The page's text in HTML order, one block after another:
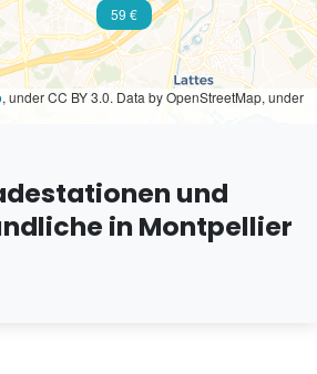
59 €
, under CC BY 3.0. Data by OpenStreetMap, under
und
in Montpellier